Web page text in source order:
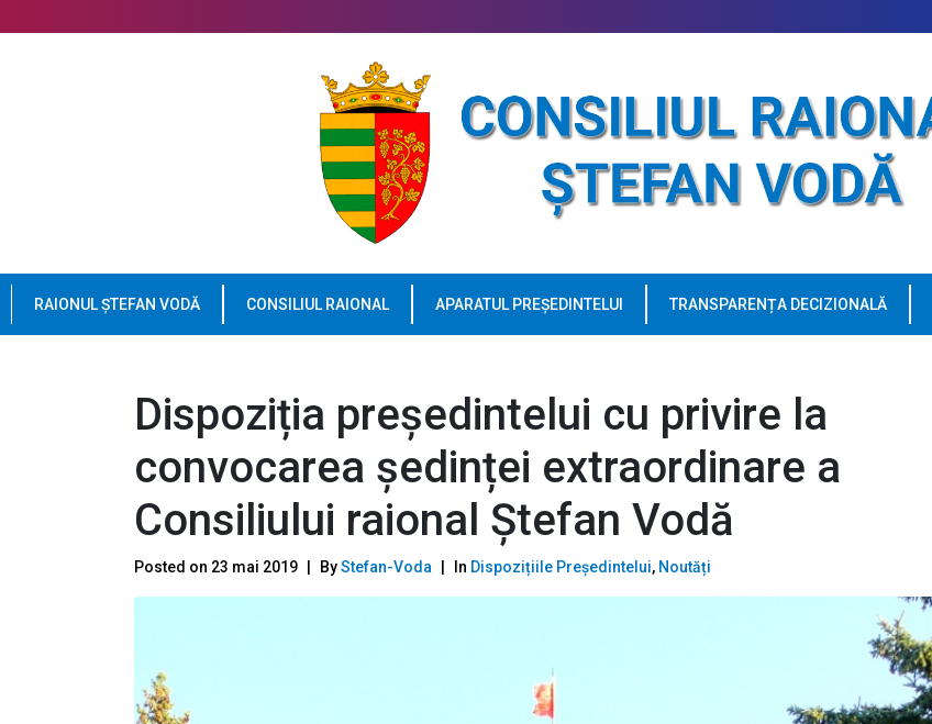
RAIONUL ȘTEFAN VODĂ CONSILIUL RAIONAL APARATUL PREȘEDINTELUI TRANSPARENȚA DECIZIONALĂ
Dispoziția președintelui cu privire la
convocarea ședinței extraordinare a
Consiliului raional Ștefan Vodă
Posted on 23 mai 2019 ByStefan-Voda In Dispozițiile Președintelui, Noutăți